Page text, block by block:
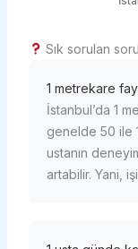
Sık sorulan
1 metrekare
İstanbul’da 1
genelde 50 ile
ustanın
artabilir. Yani,